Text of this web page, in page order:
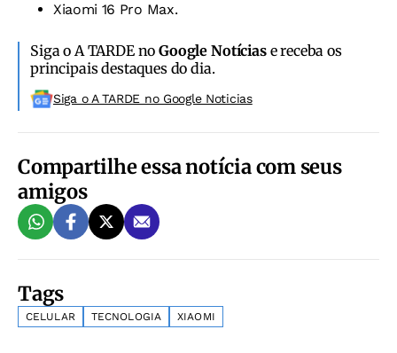
Xiaomi 16 Pro Max.
Siga o A TARDE noGoogle Notíciase receba os
principais destaques do dia.
Siga o A TARDE no Google Noticias
Compartilhe essa notícia com seus
amigos
Tags
CELULAR TECNOLOGIA XIAOMI